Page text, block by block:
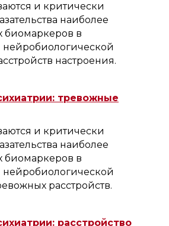
и критически
наиболее
в
нейробиологической
настроения.
тревожные
и критически
наиболее
в
нейробиологической
расстройств.
расстройство